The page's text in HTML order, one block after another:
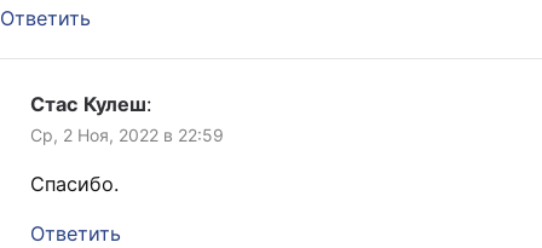
Ответить
Стас Кулеш:
Ср, 2 Ноя, 2022 в 22:59
Спасибо.
Ответить